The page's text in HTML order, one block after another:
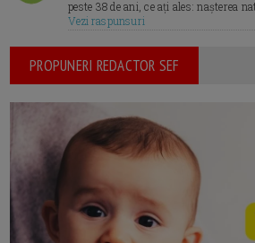
peste 38 de ani, ce ați ales: nașterea
Vezi raspunsuri
PROPUNERI REDACTOR SEF